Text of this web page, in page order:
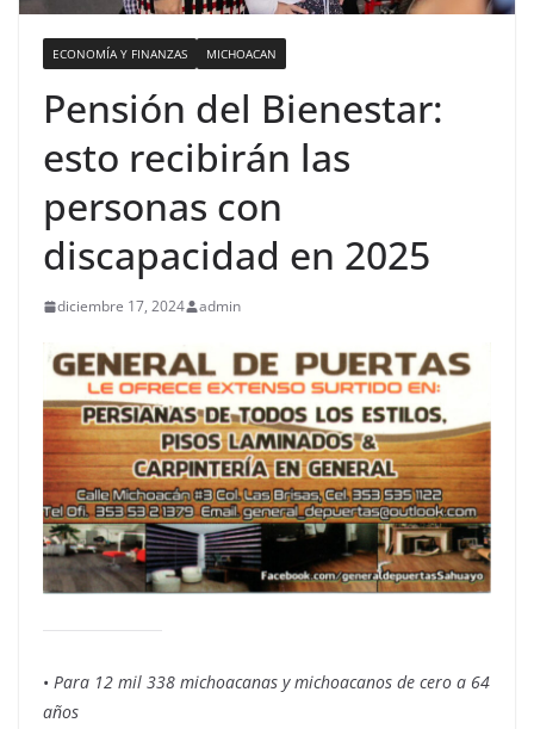
ECONOMÍA Y FINANZAS MICHOACAN
Pensión del Bienestar:
esto recibirán las
personas con
discapacidad en 2025
diciembre 17, 2024 admin
• Para 12 mil 338 michoacanas y michoacanos de cero a 64
años